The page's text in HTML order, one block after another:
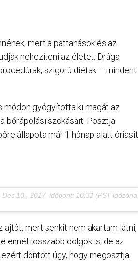
mert a pattanások és az
nehezíteni az életet. Drága
szigorú diéták – mindent
módon gyógyította ki magát az
bőrápolási szokásait. Posztja
állapota már 1 hónap alatt óriásit
Dec 10., 2017, időpont: 10:32 (PST időzóna
ajtót, mert senkit nem akartam látni,
ennél rosszabb dolgok is, de az
döntött úgy, hogy megosztja